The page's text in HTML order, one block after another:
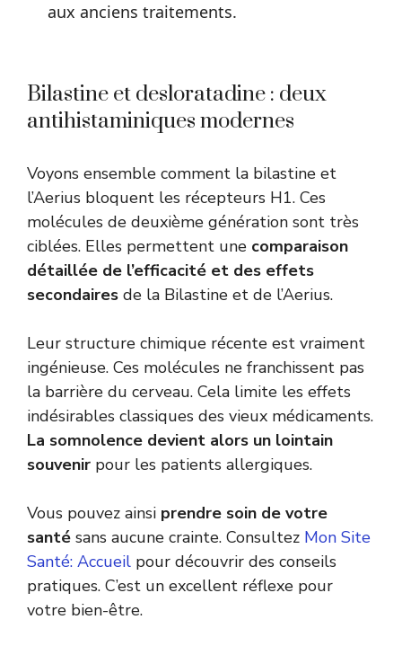
aux anciens traitements.
Bilastine et desloratadine : deux
antihistaminiques modernes
Voyons ensemble comment la bilastine et
l’Aerius bloquent les récepteurs H1. Ces
molécules de deuxième génération sont très
ciblées. Elles permettent une comparaison
détaillée de l’efficacité et des effets
secondaires de la Bilastine et de l’Aerius.
Leur structure chimique récente est vraiment
ingénieuse. Ces molécules ne franchissent pas
la barrière du cerveau. Cela limite les effets
indésirables classiques des vieux médicaments.
La somnolence devient alors un lointain
souvenir pour les patients allergiques.
Vous pouvez ainsi prendre soin de votre
santé sans aucune crainte. Consultez Mon Site
Santé: Accueil pour découvrir des conseils
pratiques. C’est un excellent réflexe pour
votre bien-être.